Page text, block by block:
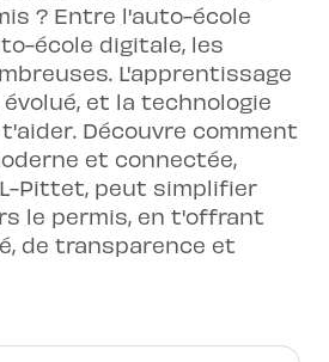
? Entre l'auto-école
école digitale, les
L'apprentissage
et la technologie
Découvre comment
et connectée,
Pittet, peut simplifier
le permis, en t'offrant
de transparence et